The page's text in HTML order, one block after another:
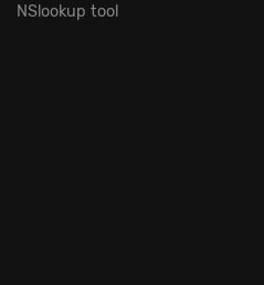
NSlookup tool